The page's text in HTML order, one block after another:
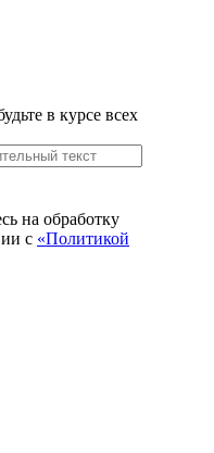
в курсе всех
на обработку
с «Политикой